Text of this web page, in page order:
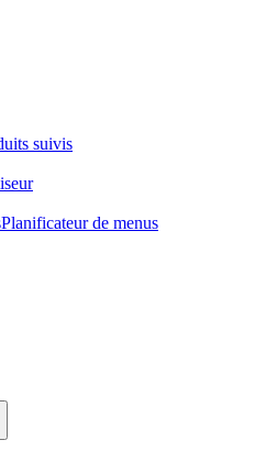
suivis
Planificateur de menus